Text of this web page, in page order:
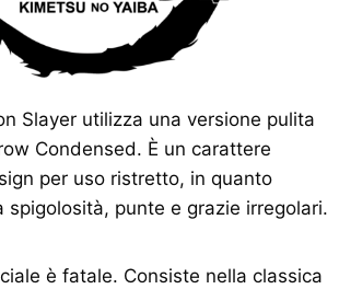
Slayer utilizza una versione pulita
Condensed. È un carattere
per uso ristretto, in quanto
spigolosità, punte e grazie irregolari.
è fatale. Consiste nella classica